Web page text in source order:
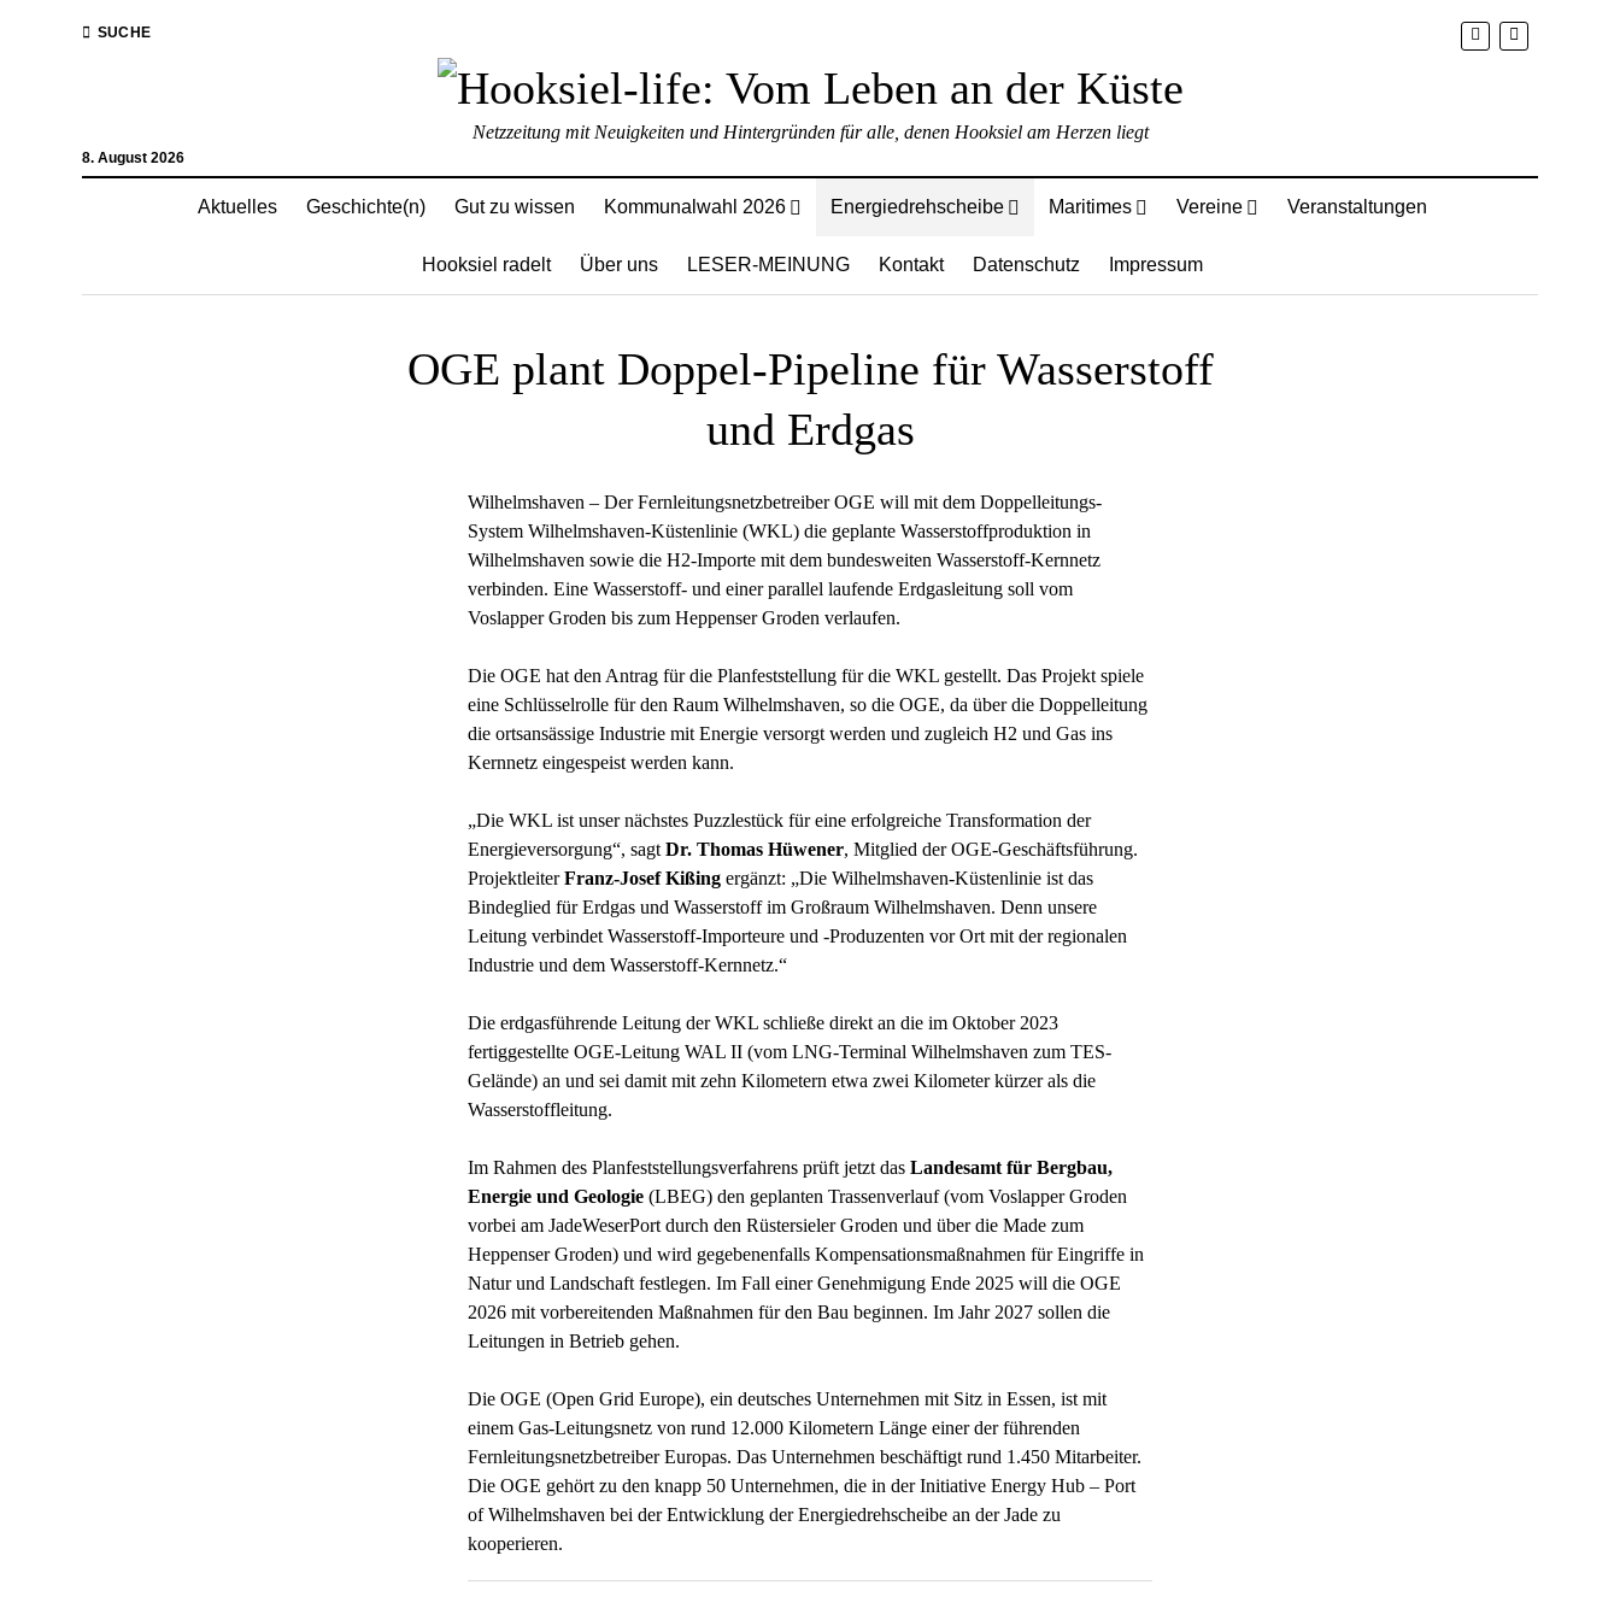
SUCHE
8. August 2026
Netzzeitung mit Neuigkeiten und Hintergründen für alle, denen Hooksiel am Herzen liegt
Aktuelles Geschichte(n) Gut zu wissen Kommunalwahl 2026 Energiedrehscheibe Maritimes Vereine Veranstaltungen
Hooksiel radelt Über uns LESER-MEINUNG Kontakt Datenschutz Impressum
OGE plant Doppel-Pipeline für Wasserstoff
und Erdgas
Wilhelmshaven – Der Fernleitungsnetzbetreiber OGE will mit dem Doppelleitungs-
System Wilhelmshaven-Küstenlinie (WKL) die geplante Wasserstoffproduktion in
Wilhelmshaven sowie die H2-Importe mit dem bundesweiten Wasserstoff-Kernnetz
verbinden. Eine Wasserstoff- und einer parallel laufende Erdgasleitung soll vom
Voslapper Groden bis zum Heppenser Groden verlaufen.
Die OGE hat den Antrag für die Planfeststellung für die WKL gestellt. Das Projekt spiele
eine Schlüsselrolle für den Raum Wilhelmshaven, so die OGE, da über die Doppelleitung
die ortsansässige Industrie mit Energie versorgt werden und zugleich H2 und Gas ins
Kernnetz eingespeist werden kann.
„Die WKL ist unser nächstes Puzzlestück für eine erfolgreiche Transformation der
Energieversorgung“, sagtDr. Thomas Hüwener, Mitglied der OGE-Geschäftsführung.
ProjektleiterFranz-Josef Kißing ergänzt: „Die Wilhelmshaven-Küstenlinie ist das
Bindeglied für Erdgas und Wasserstoff im Großraum Wilhelmshaven. Denn unsere
Leitung verbindet Wasserstoff-Importeure und -Produzenten vor Ort mit der regionalen
Industrie und dem Wasserstoff-Kernnetz.“
Die erdgasführende Leitung der WKL schließe direkt an die im Oktober 2023
fertiggestellte OGE-Leitung WAL II (vom LNG-Terminal Wilhelmshaven zum TES-
Gelände) an und sei damit mit zehn Kilometern etwa zwei Kilometer kürzer als die
Wasserstoffleitung.
Im Rahmen des Planfeststellungsverfahrens prüft jetzt das Landesamt für Bergbau,
Energie und Geologie(LBEG) den geplanten Trassenverlauf (vom Voslapper Groden
vorbei am JadeWeserPort durch den Rüstersieler Groden und über die Made zum
Heppenser Groden) und wird gegebenenfalls Kompensationsmaßnahmen für Eingriffe in
Natur und Landschaft festlegen. Im Fall einer Genehmigung Ende 2025 will die OGE
2026 mit vorbereitenden Maßnahmen für den Bau beginnen. Im Jahr 2027 sollen die
Leitungen in Betrieb gehen.
Die OGE (Open Grid Europe), ein deutsches Unternehmen mit Sitz in Essen, ist mit
einem Gas-Leitungsnetz von rund 12.000 Kilometern Länge einer der führenden
Fernleitungsnetzbetreiber Europas. Das Unternehmen beschäftigt rund 1.450 Mitarbeiter.
Die OGE gehört zu den knapp 50 Unternehmen, die in der Initiative Energy Hub – Port
of Wilhelmshaven bei der Entwicklung der Energiedrehscheibe an der Jade zu
kooperieren.